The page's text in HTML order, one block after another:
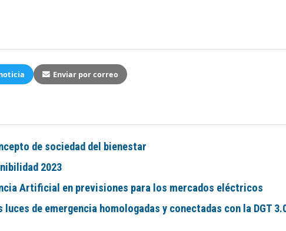
Enviar por correo
de sociedad del bienestar
2023
Artificial en previsiones para los mercados eléctricos
de emergencia homologadas y conectadas con la DGT